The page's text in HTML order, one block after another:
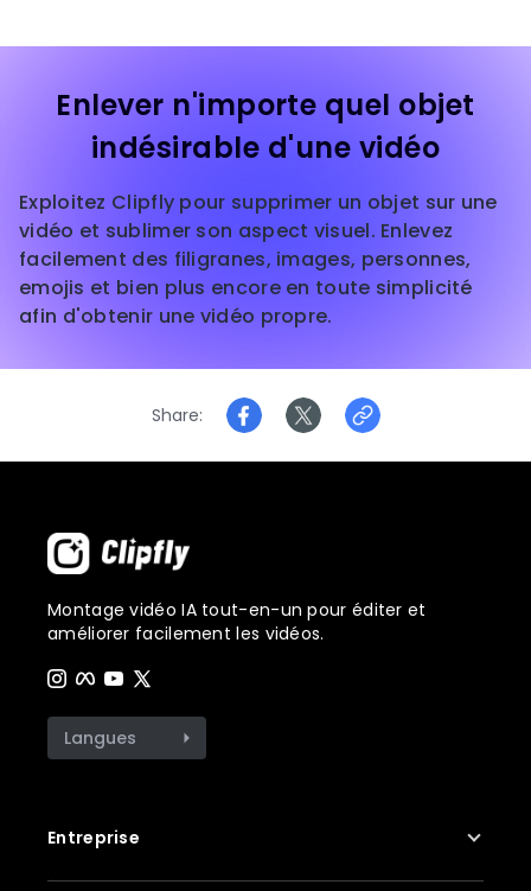
Enlever n'importe quel objet
indésirable d'une vidéo
Exploitez Clipfly pour supprimer un objet sur une
vidéo et sublimer son aspect visuel. Enlevez
facilement des filigranes, images, personnes,
emojis et bien plus encore en toute simplicité
afin d'obtenir une vidéo propre.
Share
Montage vidéo IA tout-en-un pour éditer et
améliorer facilement les vidéos.
Langues
Entreprise